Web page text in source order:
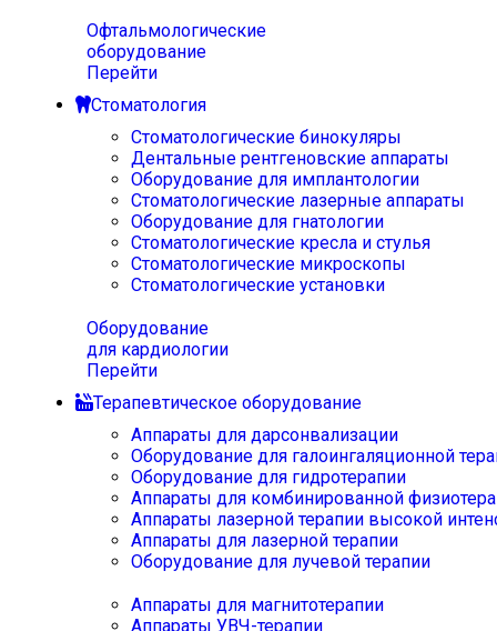
Офтальмологические
оборудование
Перейти
Стоматология
Стоматологические бинокуляры
Дентальные рентгеновские аппараты
Оборудование для имплантологии
Стоматологические лазерные аппараты
Оборудование для гнатологии
Стоматологические кресла и стулья
Стоматологические микроскопы
Стоматологические установки
Оборудование
для кардиологии
Перейти
Терапевтическое оборудование
Аппараты для дарсонвализации
Оборудование для галоингаляционной
Оборудование для гидротерапии
Аппараты для комбинированной
Аппараты лазерной терапии высокой
Аппараты для лазерной терапии
Оборудование для лучевой терапии
Аппараты для магнитотерапии
Аппараты УВЧ-терапии